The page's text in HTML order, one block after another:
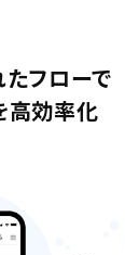
フローで
高効率化